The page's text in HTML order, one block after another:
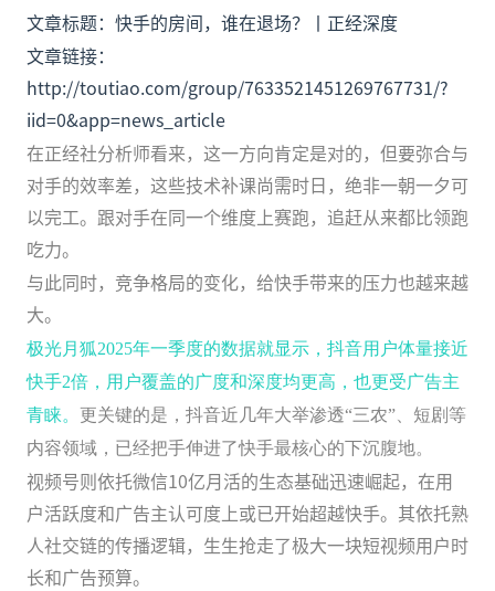
文章标题：快手的房间，谁在退场？丨正经深度
文章链接：
http://toutiao.com/group/7633521451269767731/?
iid=0&app=news_article
在正经社分析师看来，这一方向肯定是对的，但要弥合与
对手的效率差，这些技术补课尚需时日，绝非一朝一夕可
以完工。跟对手在同一个维度上赛跑，追赶从来都比领跑
吃力。
与此同时，竞争格局的变化，给快手带来的压力也越来越
大。
极光月狐2025年一季度的数据就显示，抖音用户体量接近
快手2倍，用户覆盖的广度和深度均更高，也更受广告主
青睐。 更关键的是，抖音近几年大举渗透“三农”、短剧等
内容领域，已经把手伸进了快手最核心的下沉腹地。
视频号则依托微信10亿月活的生态基础迅速崛起，在用
户活跃度和广告主认可度上或已开始超越快手。其依托熟
人社交链的传播逻辑，生生抢走了极大一块短视频用户时
长和广告预算。